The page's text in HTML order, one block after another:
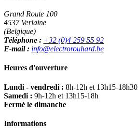
Grand Route 100
4537 Verlaine
(Belgique)
Téléphone : +32 (0)4 259 55 92
E-mail : info@electrorouhard.be
Heures d'ouverture
Lundi - vendredi : 8h-12h et 13h15-18h30
Samedi : 9h-12h et 13h15-18h
Fermé le dimanche
Informations